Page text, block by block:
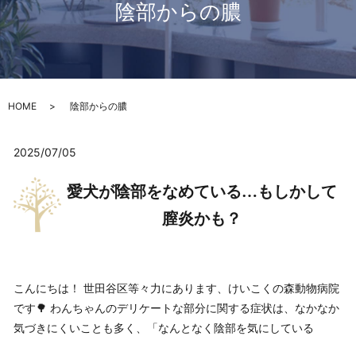
陰部からの膿
HOME 陰部からの膿
2025/07/05
愛犬が陰部をなめている…もしかして
膣炎かも？
こんにちは！ 世田谷区等々力にあります、けいこくの森動物病院
です🌳 わんちゃんのデリケートな部分に関する症状は、なかなか
気づきにくいことも多く、「なんとなく陰部を気にしている